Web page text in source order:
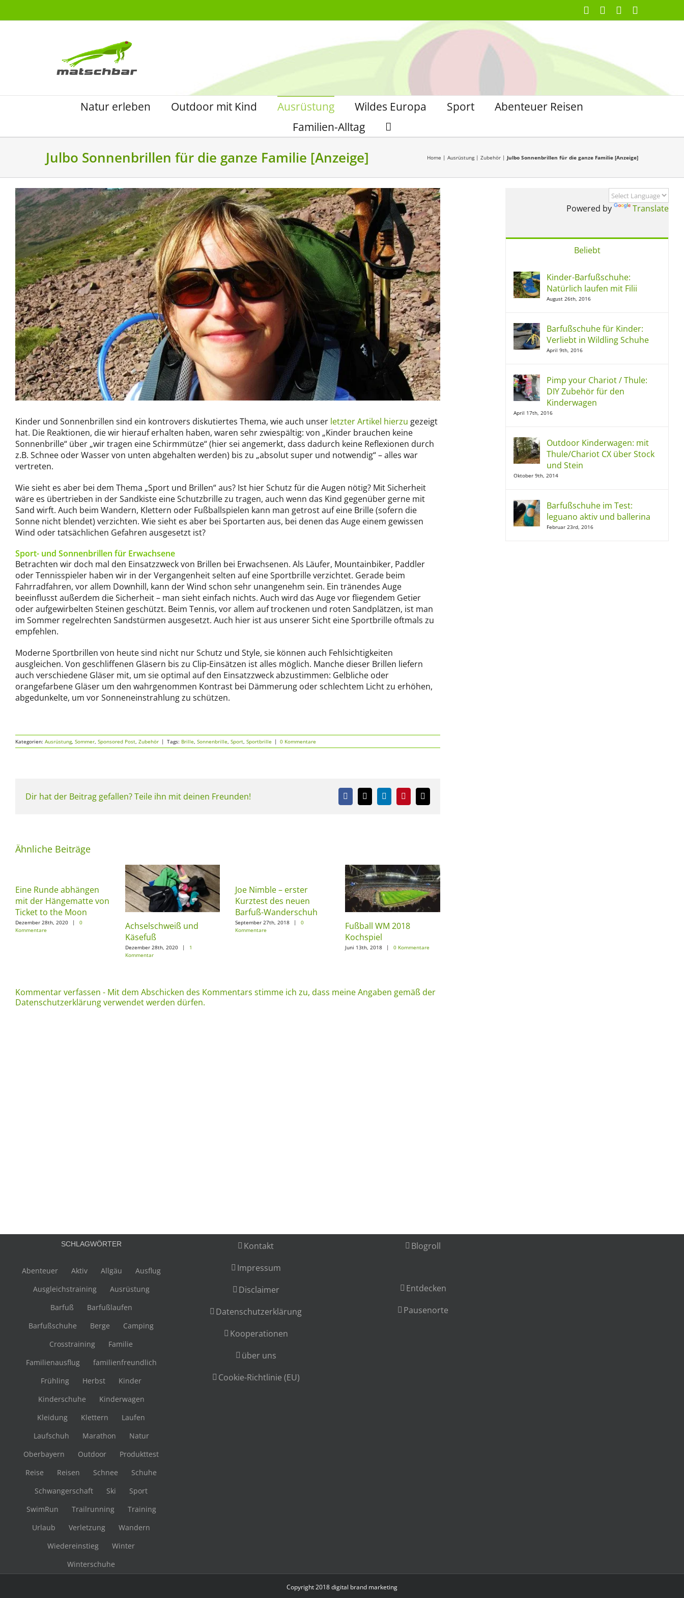
Facebook Instagram
Natur erleben Outdoor mit Kind Ausrüstung Wildes Europa Sport
Abenteuer Reisen
Familien-Alltag
Julbo Sonnenbrillen für die ganze Familie [Anzeige] Home | Ausrüstung| Zubehör | Julbo Sonnenbrillen für die ganze Familie [Anzeige]
Zeige
grösseres
Bild
Kinder und Sonnenbrillen sind ein kontrovers diskutiertes Thema, wie auch unser letzter Artikel hierzu gezeigt
hat. Die Reaktionen, die wir hierauf erhalten haben, waren sehr zwiespältig: von „Kinder brauchen keine
Sonnenbrille“ über „wir tragen eine Schirmmütze“ (hier sei angemerkt, dass dadurch keine Reflexionen durch
z.B. Schnee oder Wasser von unten abgehalten werden) bis zu „absolut super und notwendig“ – alles war
vertreten.
Wie sieht es aber bei dem Thema „Sport und Brillen“ aus? Ist hier Schutz für die Augen nötig? Mit Sicherheit
wäre es übertrieben in der Sandkiste eine Schutzbrille zu tragen, auch wenn das Kind gegenüber gerne mit
Sand wirft. Auch beim Wandern, Klettern oder Fußballspielen kann man getrost auf eine Brille (sofern die
Sonne nicht blendet) verzichten. Wie sieht es aber bei Sportarten aus, bei denen das Auge einem gewissen
Wind oder tatsächlichen Gefahren ausgesetzt ist?
Sport- und Sonnenbrillen für Erwachsene
Betrachten wir doch mal den Einsatzzweck von Brillen bei Erwachsenen. Als Läufer, Mountainbiker, Paddler
oder Tennisspieler haben wir in der Vergangenheit selten auf eine Sportbrille verzichtet. Gerade beim
Fahrradfahren, vor allem Downhill, kann der Wind schon sehr unangenehm sein. Ein tränendes Auge
beeinflusst außerdem die Sicherheit – man sieht einfach nichts. Auch wird das Auge vor fliegendem Getier
oder aufgewirbelten Steinen geschützt. Beim Tennis, vor allem auf trockenen und roten Sandplätzen, ist man
im Sommer regelrechten Sandstürmen ausgesetzt. Auch hier ist aus unserer Sicht eine Sportbrille oftmals zu
empfehlen.
Moderne Sportbrillen von heute sind nicht nur Schutz und Style, sie können auch Fehlsichtigkeiten
ausgleichen. Von geschliffenen Gläsern bis zu Clip-Einsätzen ist alles möglich. Manche dieser Brillen liefern
auch verschiedene Gläser mit, um sie optimal auf den Einsatzzweck abzustimmen: Gelbliche oder
orangefarbene Gläser um den wahrgenommen Kontrast bei Dämmerung oder schlechtem Licht zu erhöhen,
abgedunkelte, um vor Sonneneinstrahlung zu schützen.
Kategorien: Ausrüstung, Sommer, Sponsored Post, Zubehör | Tags: Brille, Sonnenbrille, Sport, Sportbrille | 0 Kommentare
Dir hat der Beitrag gefallen? Teile ihn mit deinen Freunden! Facebook
X LinkedInPinterest
E-
Mail
Ähnliche Beiträge
Eine Runde abhängen
mit der Hängematte von
Ticket to the Moon
Dezember 28th, 2020 |
0
Kommentare
Achselschweiß und
Käsefuß
Dezember 28th, 2020 |
1
Kommentar
Joe Nimble – erster
Kurztest des neuen
Barfuß-Wanderschuh
September 27th, 2018 |
0
Kommentare
Fußball WM 2018
Kochspiel
Juni 13th, 2018 | 0 Kommentare
Kommentar verfassen - Mit dem Abschicken des Kommentars stimme ich zu, dass meine Angaben gemäß der
Datenschutzerklärung verwendet werden dürfen.
Powered by Translate
Beliebt
Kinder-Barfußschuhe:
Natürlich laufen mit Filii
August 26th, 2016
Barfußschuhe für Kinder:
Verliebt in Wildling Schuhe
April 9th, 2016
Pimp your Chariot / Thule:
DIY Zubehör für den
Kinderwagen
April 17th, 2016
Outdoor Kinderwagen: mit
Thule/Chariot CX über Stock
und Stein
Oktober 9th, 2014
Barfußschuhe im Test:
leguano aktiv und ballerina
Februar 23rd, 2016
SCHLAGWÖRTER
Abenteuer Aktiv Allgäu
Ausflug
Ausgleichstraining
Ausrüstung
Barfuß
Barfußlaufen
Barfußschuhe
Berge
Camping
Crosstraining
Familie
Familienausflug
familienfreundlich
Frühling
Herbst
Kinder
Kinderschuhe
Kinderwagen
Kleidung
Klettern
Laufen
Laufschuh
Marathon
Natur
Oberbayern
Outdoor
Produkttest
Reise
Reisen Schnee
Schuhe
Schwangerschaft
Ski
Sport
SwimRun
Trailrunning
Training
Urlaub
Verletzung
Wandern
Wiedereinstieg
Winter
Winterschuhe
Kontakt
Impressum
Disclaimer
Datenschutzerklärung
Kooperationen
über uns
Cookie-Richtlinie (EU)
Blogroll
Entdecken
Pausenorte
Copyright 2018digital brand marketing